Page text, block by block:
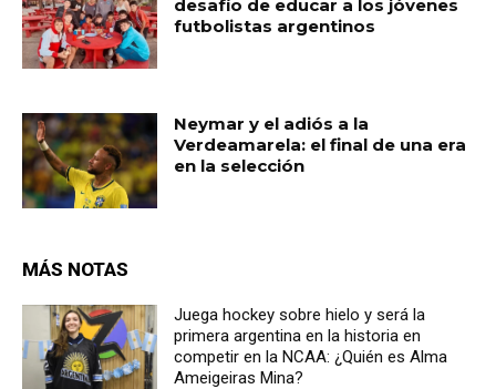
desafío de educar a los jóvenes
futbolistas argentinos
Neymar y el adiós a la
Verdeamarela: el final de una era
en la selección
MÁS NOTAS
Juega hockey sobre hielo y será la
primera argentina en la historia en
competir en la NCAA: ¿Quién es Alma
Ameigeiras Mina?